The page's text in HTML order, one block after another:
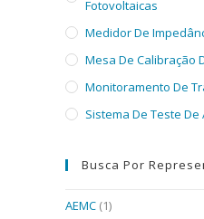
Fotovoltaicas
Medidor De
Mesa De Calibração
Monitoramento De
Sistema De Teste De
Busca Por
AEMC (1)